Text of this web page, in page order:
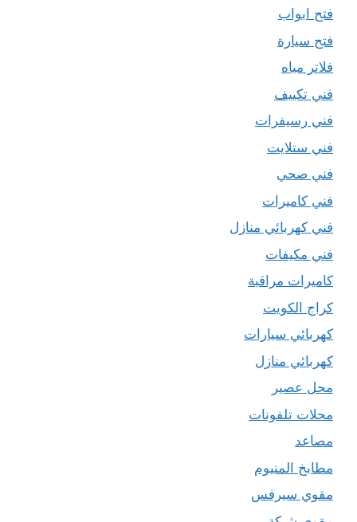
فتح ابواب
فتح سيارة
فلاتر مياه
فني تكييف
فني رسيفرات
فني ستلايت
فني صحي
فني كاميرات
فني كهربائي منازل
فني مكيفات
كاميرات مراقبة
كراج الكويت
كهربائي سيارات
كهربائي منازل
محل عصير
محلات تلفونات
مصاعد
مطابخ المنيوم
مقوي سيرفس